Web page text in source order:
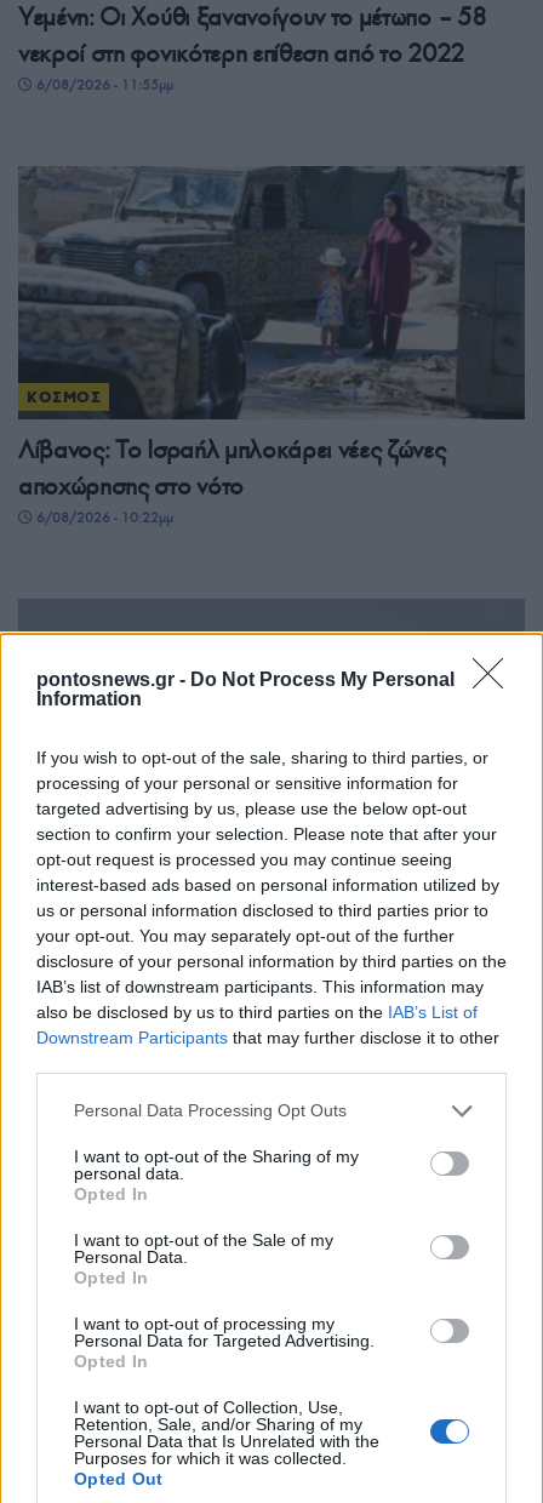
pontosnews.gr - Do Not Process My Personal
Information
If you wish to opt-out of the sale, sharing to third parties, or
processing of your personal or sensitive information for
targeted advertising by us, please use the below opt-out
section to confirm your selection. Please note that after your
opt-out request is processed you may continue seeing
interest-based ads based on personal information utilized by
us or personal information disclosed to third parties prior to
your opt-out. You may separately opt-out of the further
disclosure of your personal information by third parties on the
IAB’s list of downstream participants. This information may
also be disclosed by us to third parties on the IAB’s List of
Downstream Participants that may further disclose it to other
Please note that this website/app uses one or more Google
not limited to your visit or usage behaviour. You may click to
grant or deny consent to Google and its third-party tags to
use your data for below specified purposes in below Google
consent section.
Personal Data Processing Opt Outs
I want to opt-out of the Sharing of my
personal data.
Opted In
I want to opt-out of the Sale of my
Personal Data.
Opted In
I want to opt-out of processing my
Personal Data for Targeted Advertising.
Opted In
I want to opt-out of Collection, Use,
Retention, Sale, and/or Sharing of my
Personal Data that Is Unrelated with the
Purposes for which it was collected.
Opted Out
Υεμένη: Οι Χούθι ξανανοίγουν το μέτωπο – 58
νεκροί στη φονικότερη επίθεση από το 2022
6/08/2026 - 11:55μμ
ΚΟΣΜΟΣ
Λίβανος: Το Ισραήλ μπλοκάρει νέες ζώνες
αποχώρησης στο νότο
6/08/2026 - 10:22μμ
ΚΟΣΜΟΣ
Ορμούζ: «Ναι» από Ιράν και Ομάν, αλλά όχι
άνοιγμα – Οι τρεις όροι προς τις ΗΠΑ
6/08/2026 - 8:23μμ
ΚΟΣΜΟΣ
Γερμανία: Το ουκρανικό αεροσκάφος κοντά στο
οποίο βρέθηκε drone με εκρηκτικά μετέφερε
6/08/2026 - 6:33μμ